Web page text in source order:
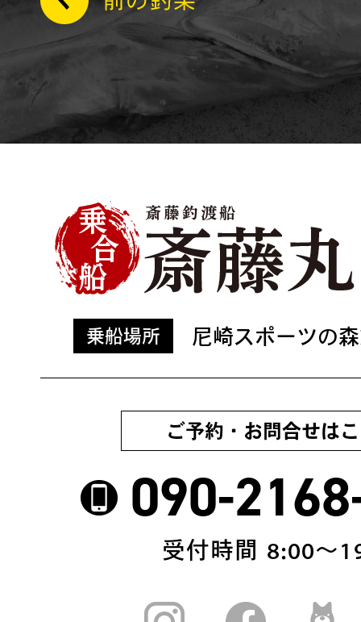
乗船場所 尼崎スポーツの
ご予約・お問合せは
090-
受付時間 8:00〜